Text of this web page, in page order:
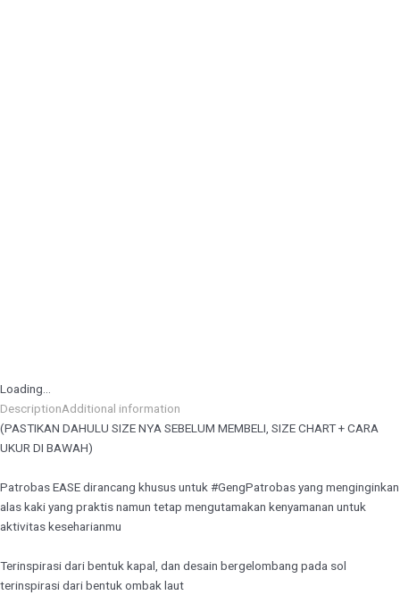
Loading...
DescriptionAdditional information
(PASTIKAN DAHULU SIZE NYA SEBELUM MEMBELI, SIZE CHART + CARA
UKUR DI BAWAH)
Patrobas EASE dirancang khusus untuk #GengPatrobas yang menginginkan
alas kaki yang praktis namun tetap mengutamakan kenyamanan untuk
aktivitas keseharianmu
Terinspirasi dari bentuk kapal, dan desain bergelombang pada sol
terinspirasi dari bentuk ombak laut